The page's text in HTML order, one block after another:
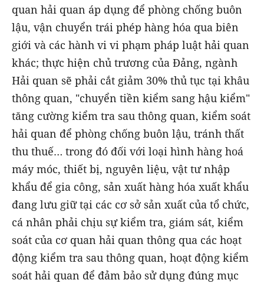
quan hải quan áp dụng để phòng chống buôn
lậu, vận chuyển trái phép hàng hóa qua biên
giới và các hành vi vi phạm pháp luật hải quan
khác; thực hiện chủ trương của Đảng, ngành
Hải quan sẽ phải cắt giảm 30% thủ tục tại khâu
thông quan, "chuyển tiền kiểm sang hậu kiểm"
tăng cường kiểm tra sau thông quan, kiểm soát
hải quan để phòng chống buôn lậu, tránh thất
thu thuế… trong đó đối với loại hình hàng hoá
máy móc, thiết bị, nguyên liệu, vật tư nhập
khẩu để gia công, sản xuất hàng hóa xuất khẩu
đang lưu giữ tại các cơ sở sản xuất của tổ chức,
cá nhân phải chịu sự kiểm tra, giám sát, kiểm
soát của cơ quan hải quan thông qua các hoạt
động kiểm tra sau thông quan, hoạt động kiểm
soát hải quan để đảm bảo sử dụng đúng mục